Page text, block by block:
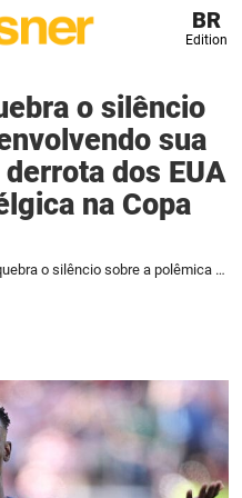
BR
Edition
o silêncio
sua
dos EUA
na Copa
Folarin Balogun quebra o silêncio sobre a polêmica envolvendo sua suspensão após a derrota dos EUA por 4 a 1 para a Bélgica na Copa do Mundo